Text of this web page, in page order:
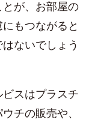
が、お部屋の
もつながると
ないでしょう
スはプラスチ
チの販売や、